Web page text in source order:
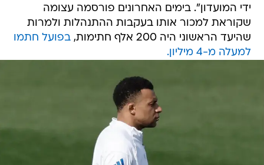
ידי המועדון". בימים האחרונים פורסמה עצומה
שקוראת למכור אותו בעקבות ההתנהלות ולמרות
שהיעד הראשוני היה 200 אלף חתימות,
בפועל חתמו
למעלה מ-4 מיליון.